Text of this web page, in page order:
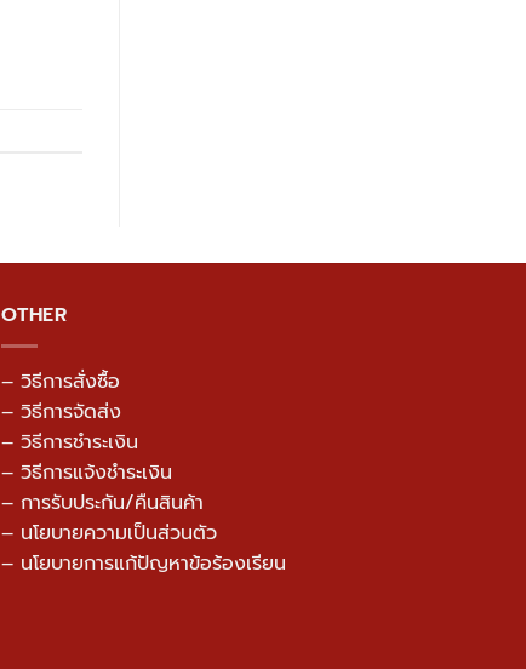
OTHER
– วิธีการสั่งซื้อ
– วิธีการจัดส่ง
– วิธีการชำระเงิน
– วิธีการแจ้งชำระเงิน
– การรับประกัน/คืนสินค้า
– นโยบายความเป็นส่วนตัว
– นโยบายการแก้ปัญหาข้อร้องเรียน